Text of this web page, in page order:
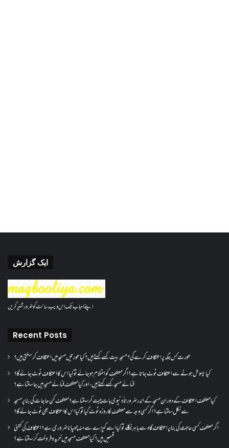
ایک گزارش
اپنے احباب تک اس ویب سائٹ کو ضرور شئیر کریں
Recent Posts
عورت کس جگہ پر اعتکاف کرے گی؟مسجد بیت کسے کہتے ہیں؟کیا عورتیں مسجد میں اعتکاف کر سکتی ہیں؟
کیا بیہوش ہونے سے اعتکاف ٹوٹ جاتا ہے؟ اگر معتکف کو احتلام ہو جائے تو کیا اس کا اعتکاف ٹوٹ جائے گا؟
فنائے مسجد کسے کہتے ہیں ، اور کیا معتکف فنائے مسجد میں جا سکتا ہے؟
کیا معتکف اعتکاف کے دوران مسجد کے اندر ضرورتاً دنیوی بات چیت کر سکتا ہے؟معتکف کن حاجات کی بنا پر مسجد
سے نکل سکتا ہے؟ اگر کسی وجہ سے معتکف کا روزہ ٹوٹ گیا تو کیا اس کا اعتکاف بھی ٹوٹ جائے گا؟
اگر معتکف کسی حاجت کی بنا پر اعتکاف گاہ سے باہر نکلے تو کیا اسے کپڑے سے منہ چھپانا ضروری ہے؟اعتکاف کی کتنی
قسمیں ہیں؟کیا معتکف مسجد میں خرید و فروخت کر سکتا ہے؟